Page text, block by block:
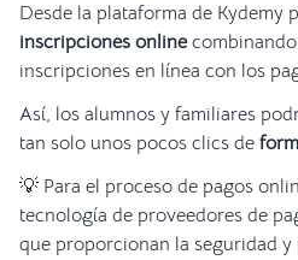
Desde la plataforma de Kydemy
inscripciones online
inscripciones en línea con los
Así, los alumnos y familiares
tan solo unos pocos clics de
💡 Para el proceso de pagos
tecnología de proveedores de
que proporcionan la seguridad